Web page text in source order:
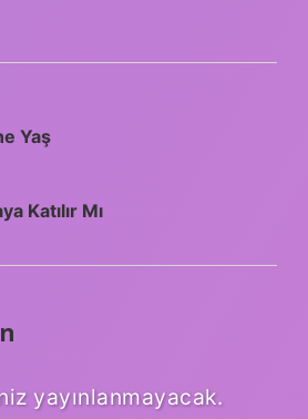
Yaş
Katılır Mı
yayınlanmayacak.